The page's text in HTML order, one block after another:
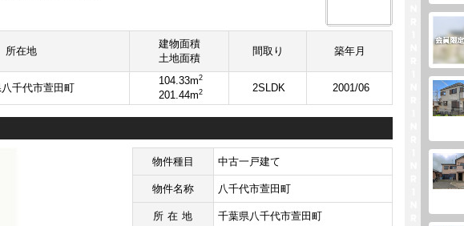
所在地
建物面積
土地面積
間取り 築年月
千代市萱田町
104.33m2
201.44m2 2SLDK 2001/06
物件種目 中古一戸建て
物件名称 八千代市萱田町
所在地 千葉県八千代市萱田町